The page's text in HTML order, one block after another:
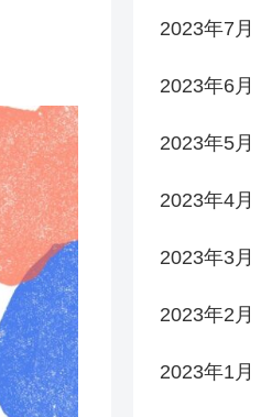
2023年7月
2023年6月
2023年5月
2023年4月
2023年3月
2023年2月
2023年1月